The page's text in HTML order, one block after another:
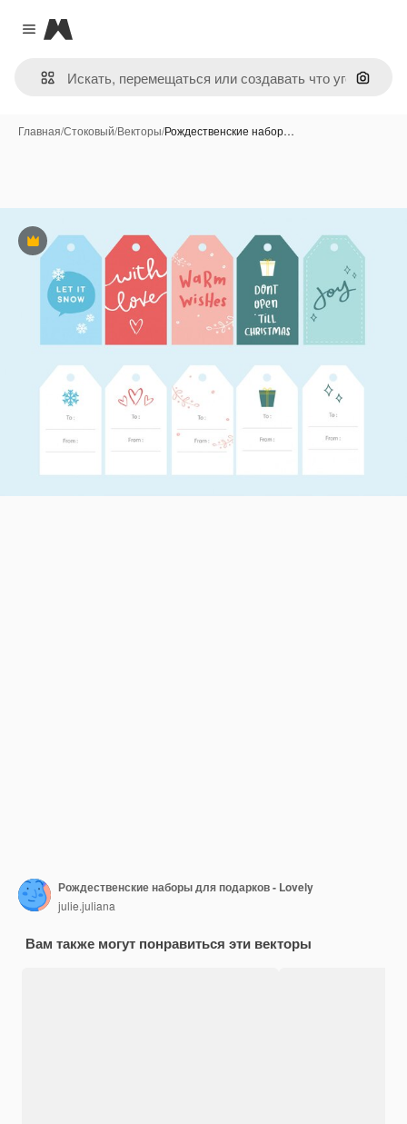
Close menu
Magnific
Поиск
Главная/Стоковый/Векторы/Рождественские набор…
Премиум
Рождественские наборы для подарков - Lovely
julie.juliana
Вам также могут понравиться эти векторы